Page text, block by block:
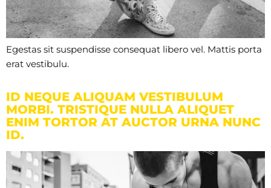
Egestas sit suspendisse consequat libero vel. Mattis porta
erat vestibulu.
ID NEQUE ALIQUAM VESTIBULUM
MORBI. TRISTIQUE NULLA ALIQUET
ENIM TORTOR AT AUCTOR URNA NUNC
ID.